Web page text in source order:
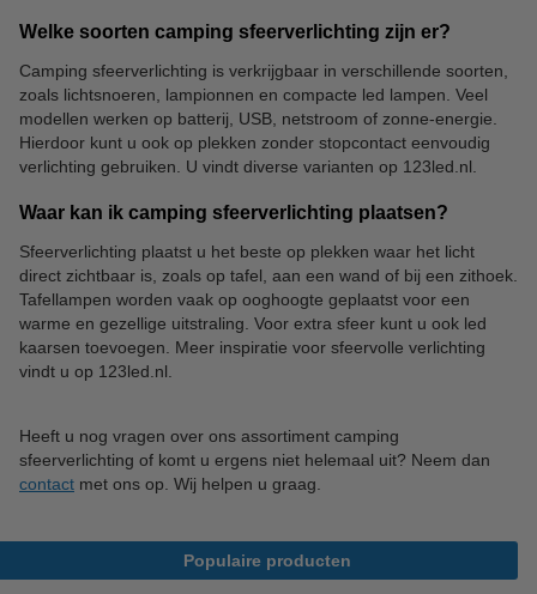
Welke soorten camping sfeerverlichting zijn er?
Camping sfeerverlichting is verkrijgbaar in verschillende soorten,
zoals lichtsnoeren, lampionnen en compacte led lampen. Veel
modellen werken op batterij, USB, netstroom of zonne-energie.
Hierdoor kunt u ook op plekken zonder stopcontact eenvoudig
verlichting gebruiken. U vindt diverse varianten op 123led.nl.
Waar kan ik camping sfeerverlichting plaatsen?
Sfeerverlichting plaatst u het beste op plekken waar het licht
direct zichtbaar is, zoals op tafel, aan een wand of bij een zithoek.
Tafellampen worden vaak op ooghoogte geplaatst voor een
warme en gezellige uitstraling. Voor extra sfeer kunt u ook led
kaarsen toevoegen. Meer inspiratie voor sfeervolle verlichting
vindt u op 123led.nl.
Heeft u nog vragen over ons assortiment camping
sfeerverlichting of komt u ergens niet helemaal uit? Neem dan
contact met ons op. Wij helpen u graag.
Populaire producten